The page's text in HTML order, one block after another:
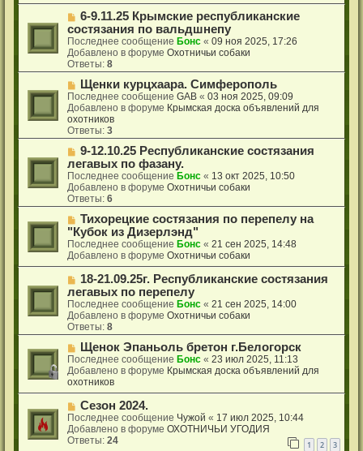
н
и
е
с
о
о
б
щ
е
н
и
е
Н
о
в
о
е
с
о
о
б
щ
е
н
и
е
6-9.11.25 Крымские республиканские
состязания по вальдшнепу
Последнее сообщение Бонс «09 ноя 2025, 17:26
Добавлено в форумеОхотничьи собаки
Ответы:8
Н
о
в
о
е
с
о
о
б
щ
е
н
и
е
Щенки курцхаара. Симферополь
Последнее сообщениеGAB «03 ноя 2025, 09:09
Добавлено в форуме Крымская доска объявлений для
охотников
Ответы:3
Н
о
в
о
е
с
о
о
б
щ
н
и
е
9-12.10.25 Республиканские состязания
легавых по фазану.
Последнее сообщение Бонс « 13 окт 2025, 10:50
Добавлено в форумеОхотничьи собаки
Ответы:6
Н
о
в
о
с
о
о
б
щ
е
н
и
е
Тихорецкие состязания по перепелу на
"Кубок из Дизерлэнд"
Последнее сообщение Бонс «21 сен 2025, 14:48
Добавлено в форумеОхотничьи собаки
Н
о
в
о
е
с
о
о
б
щ
е
н
и
е
18-21.09.25г. Республиканские состязания
легавых по перепелу
Последнее сообщение Бонс «21 сен 2025, 14:00
Добавлено в форумеОхотничьи собаки
Ответы:8
Н
о
в
о
е
с
о
о
б
Щенок Эпаньоль бретон г.Белогорск
Последнее сообщение Бонс «23 июл 2025, 11:13
Добавлено в форуме Крымская доска объявлений для
охотников
Н
о
в
о
Сезон 2024.
Последнее сообщение Чужой « 17 июл 2025, 10:44
Добавлено в форумеОХОТНИЧЬИ УГОДИЯ
Ответы:24 1 2 3